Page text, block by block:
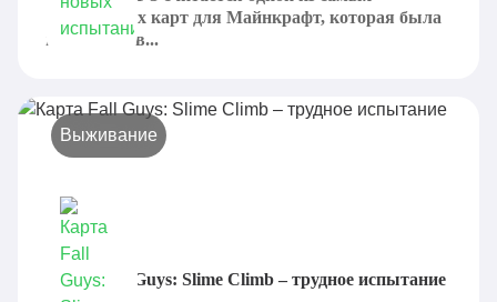
популярных карт для Майнкрафт, которая была
выпущена в...
Выживание
Карта Fall Guys: Slime Climb – трудное испытание